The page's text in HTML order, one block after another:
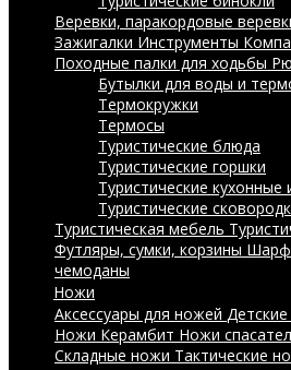
Веревки, паракордовые
Зажигалки Инструменты
Походные палки для ходьбы
Бутылки для воды и
Термокружки
Термосы
Туристические блюда
Туристические горшки
Туристические кухонные
Туристические
Туристическая мебель
Футляры, сумки, корзины
чемоданы
Ножи
Аксессуары для ножей
Ножи Керамбит Ножи
Складные ножи Тактические